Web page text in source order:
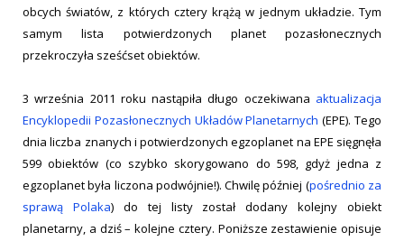
obcych światów, z których cztery krążą w jednym układzie. Tym
samym lista potwierdzonych planet pozasłonecznych
przekroczyła sześćset obiektów.
3 września 2011 roku nastąpiła długo oczekiwana aktualizacja
Encyklopedii Pozasłonecznych Układów Planetarnych (EPE). Tego
dnia liczba znanych i potwierdzonych egzoplanet na EPE sięgnęła
599 obiektów (co szybko skorygowano do 598, gdyż jedna z
egzoplanet była liczona podwójnie!). Chwilę później (pośrednio za
sprawą Polaka) do tej listy został dodany kolejny obiekt
planetarny, a dziś – kolejne cztery. Poniższe zestawienie opisuje